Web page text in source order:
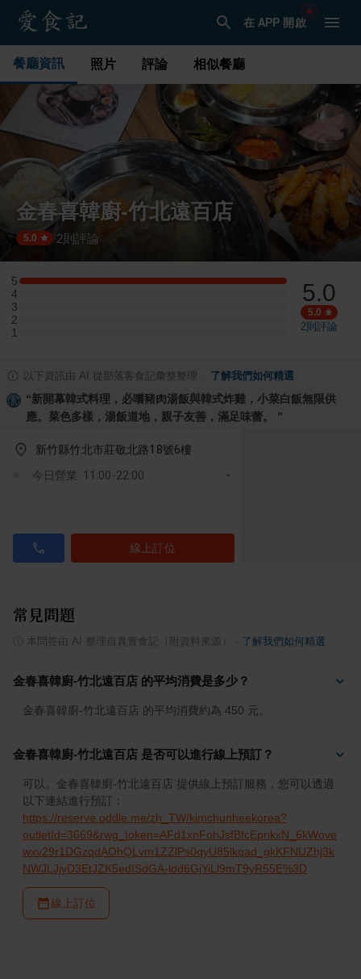
在 APP 開啟
餐廳資訊 照片 評論 相似餐廳
金春喜韓廚-竹北遠百店
5.0 ·2 則評論
5
5 星：1 則評論
4
4 星：0 則評論
3
3 星：0 則評論
2
2 星：0 則評論
1
1 星：0 則評論
5.0
5.0
2則評論
以下資訊由 AI 從部落客食記彙整整理 了解我們如何精選
“新開幕韓式料理，必嚐豬肉湯飯與韓式炸雞，小菜白飯無限供
應。菜色多樣，湯飯道地，親子友善，滿足味蕾。 ”
新竹縣竹北市莊敬北路18號6樓
今日營業: 11:00-22:00
線上訂位
常見問題
本問答由 AI 整理自真實食記（附資料來源） 了解我們如何精選
金春喜韓廚-竹北遠百店 的平均消費是多少？
金春喜韓廚-竹北遠百店 的平均消費約為 450 元。
金春喜韓廚-竹北遠百店 是否可以進行線上預訂？
可以。金春喜韓廚-竹北遠百店 提供線上預訂服務，您可以透過
以下連結進行預訂：
https://reserve.oddle.me/zh_TW/kimchunheekorea?
outletId=3669&rwg_token=AFd1xnFohJsfBfcEprikxN_6kWove
wxv29r1DGzqdAOhQLvm1ZZlPs0qyU85lkqad_gkKFNUZhj3k
NWJLJjyD3EtJZK5edISdGA-ldd6GjYiLl9mT9yR55E%3D
線上訂位